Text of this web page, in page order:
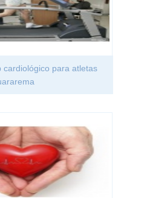
cardiológico para atletas